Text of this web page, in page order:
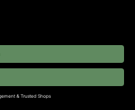
GmbH